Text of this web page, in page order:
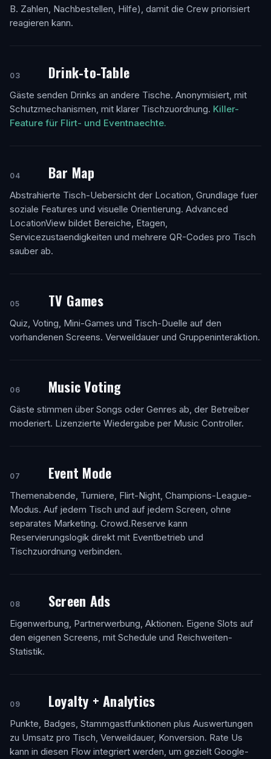
B. Zahlen, Nachbestellen, Hilfe), damit die Crew priorisiert
reagieren kann.
03 Drink-to-Table
Gäste senden Drinks an andere Tische. Anonymisiert, mit
Schutzmechanismen, mit klarer Tischzuordnung. Killer-
Feature für Flirt- und Eventnaechte.
04 Bar Map
Abstrahierte Tisch-Uebersicht der Location, Grundlage fuer
soziale Features und visuelle Orientierung. Advanced
LocationView bildet Bereiche, Etagen,
Servicezustaendigkeiten und mehrere QR-Codes pro Tisch
sauber ab.
05 TV Games
Quiz, Voting, Mini-Games und Tisch-Duelle auf den
vorhandenen Screens. Verweildauer und Gruppeninteraktion.
06 Music Voting
Gäste stimmen über Songs oder Genres ab, der Betreiber
moderiert. Lizenzierte Wiedergabe per Music Controller.
07 Event Mode
Themenabende, Turniere, Flirt-Night, Champions-League-
Modus. Auf jedem Tisch und auf jedem Screen, ohne
separates Marketing. Crowd.Reserve kann
Reservierungslogik direkt mit Eventbetrieb und
Tischzuordnung verbinden.
08 Screen Ads
Eigenwerbung, Partnerwerbung, Aktionen. Eigene Slots auf
den eigenen Screens, mit Schedule und Reichweiten-
Statistik.
09 Loyalty + Analytics
Punkte, Badges, Stammgastfunktionen plus Auswertungen
zu Umsatz pro Tisch, Verweildauer, Konversion. Rate Us
kann in diesen Flow integriert werden, um gezielt Google-